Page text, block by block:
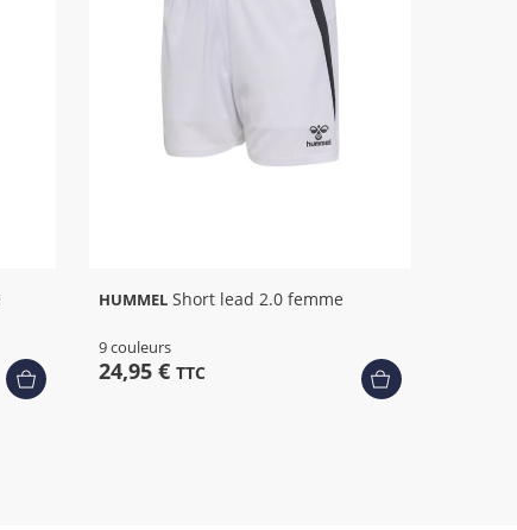
HUMMEL Short lead 2.0 femme
9 couleurs
24,95 €TTC